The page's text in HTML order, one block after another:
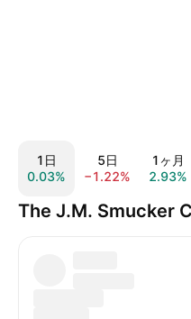
1日
0.03%
5日
−1.22%
1ヶ月
2.93%
The J.M. Smucker